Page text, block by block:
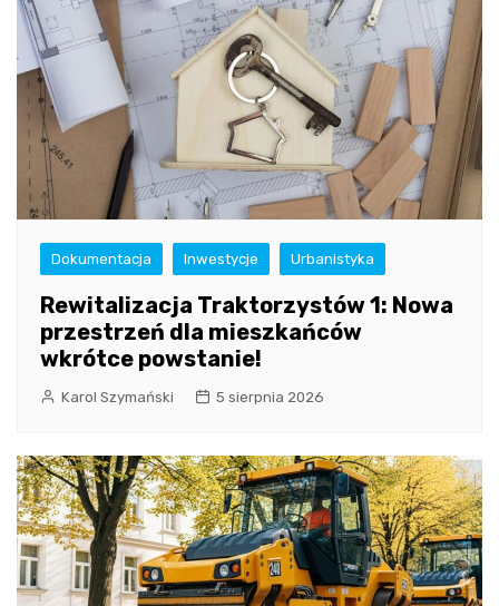
Dokumentacja Inwestycje Urbanistyka
Rewitalizacja Traktorzystów 1: Nowa
przestrzeń dla mieszkańców
wkrótce powstanie!
Karol Szymański 5 sierpnia 2026